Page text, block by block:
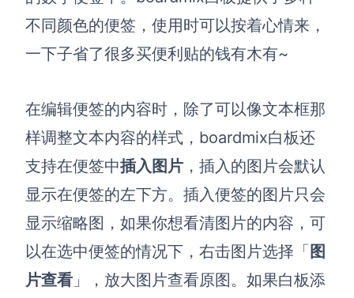
不同颜色的便签，使用时可以按着心情来，
一下子省了很多买便利贴的钱有木有~
在编辑便签的内容时，除了可以像文本框那
样调整文本内容的样式，boardmix白板还
支持在便签中插入图片 ，插入的图片会默认
显示在便签的左下方。插入便签的图片只会
显示缩略图，如果你想看清图片的内容，可
以在选中便签的情况下，右击图片选择「 图
片查看 」，放大图片查看原图。 如果白板添